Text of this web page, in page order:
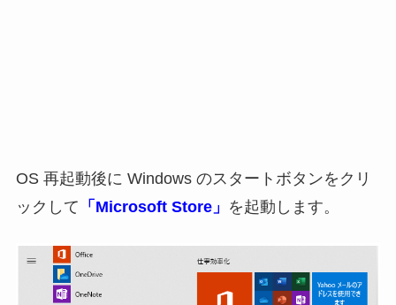
OS 再起動後に Windows のスタートボタンをクリ
ックして 「Microsoft Store」 を起動します。